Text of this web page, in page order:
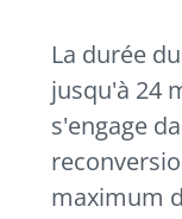
La durée
jusqu'à 24
s'engage
maximum